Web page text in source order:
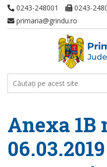
0243-248001
0243-
primaria@grindu.ro
Anexa 1B